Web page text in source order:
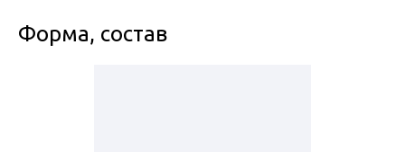
Форма, состав